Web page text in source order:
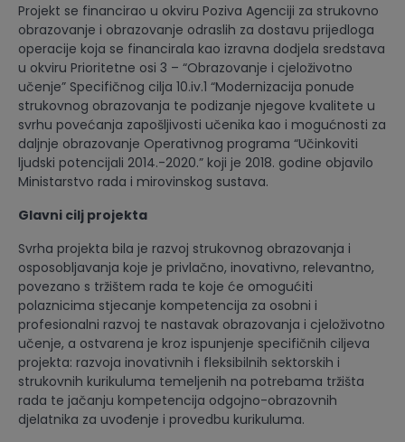
Projekt se financirao u okviru Poziva Agenciji za strukovno
obrazovanje i obrazovanje odraslih za dostavu prijedloga
operacije koja se financirala kao izravna dodjela sredstava
u okviru Prioritetne osi 3 – “Obrazovanje i cjeloživotno
učenje” Specifičnog cilja 10.iv.1 “Modernizacija ponude
strukovnog obrazovanja te podizanje njegove kvalitete u
svrhu povećanja zapošljivosti učenika kao i mogućnosti za
daljnje obrazovanje Operativnog programa “Učinkoviti
ljudski potencijali 2014.-2020.” koji je 2018. godine objavilo
Ministarstvo rada i mirovinskog sustava.
Glavni cilj projekta
Svrha projekta bila je razvoj strukovnog obrazovanja i
osposobljavanja koje je privlačno, inovativno, relevantno,
povezano s tržištem rada te koje će omogućiti
polaznicima stjecanje kompetencija za osobni i
profesionalni razvoj te nastavak obrazovanja i cjeloživotno
učenje, a ostvarena je kroz ispunjenje specifičnih ciljeva
projekta: razvoja inovativnih i fleksibilnih sektorskih i
strukovnih kurikuluma temeljenih na potrebama tržišta
rada te jačanju kompetencija odgojno-obrazovnih
djelatnika za uvođenje i provedbu kurikuluma.